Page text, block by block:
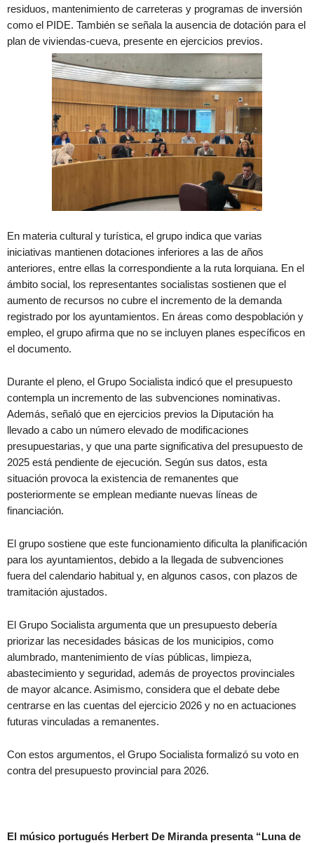
residuos, mantenimiento de carreteras y programas de inversión
como el PIDE. También se señala la ausencia de dotación para el
plan de viviendas-cueva, presente en ejercicios previos.
En materia cultural y turística, el grupo indica que varias
iniciativas mantienen dotaciones inferiores a las de años
anteriores, entre ellas la correspondiente a la ruta lorquiana. En el
ámbito social, los representantes socialistas sostienen que el
aumento de recursos no cubre el incremento de la demanda
registrado por los ayuntamientos. En áreas como despoblación y
empleo, el grupo afirma que no se incluyen planes específicos en
el documento.
Durante el pleno, el Grupo Socialista indicó que el presupuesto
contempla un incremento de las subvenciones nominativas.
Además, señaló que en ejercicios previos la Diputación ha
llevado a cabo un número elevado de modificaciones
presupuestarias, y que una parte significativa del presupuesto de
2025 está pendiente de ejecución. Según sus datos, esta
situación provoca la existencia de remanentes que
posteriormente se emplean mediante nuevas líneas de
financiación.
El grupo sostiene que este funcionamiento dificulta la planificación
para los ayuntamientos, debido a la llegada de subvenciones
fuera del calendario habitual y, en algunos casos, con plazos de
tramitación ajustados.
El Grupo Socialista argumenta que un presupuesto debería
priorizar las necesidades básicas de los municipios, como
alumbrado, mantenimiento de vías públicas, limpieza,
abastecimiento y seguridad, además de proyectos provinciales
de mayor alcance. Asimismo, considera que el debate debe
centrarse en las cuentas del ejercicio 2026 y no en actuaciones
futuras vinculadas a remanentes.
Con estos argumentos, el Grupo Socialista formalizó su voto en
contra del presupuesto provincial para 2026.
El músico portugués Herbert De Miranda presenta “Luna de